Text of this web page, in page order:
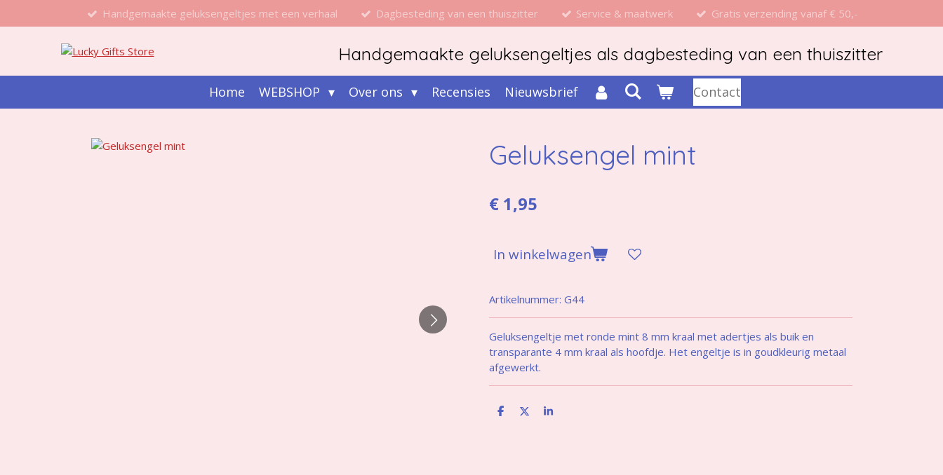
direct
hoofdinhoud
Handgemaakte geluksengeltjes met een verhaal Dagbesteding van een thuiszitter Service & maatwerk Gratis verzending vanaf € 50,-
Handgemaakte geluksengeltjes als dagbesteding van een thuiszitter
Home WEBSHOP Over ons Recensies Nieuwsbrief Contact
Geluksengel mint
€ 1,95
In winkelwagen
Artikelnummer: G44
Geluksengeltje met ronde mint 8 mm kraal met adertjes als buik en
transparante 4 mm kraal als hoofdje. Het engeltje is in goudkleurig metaal
afgewerkt.
D
D
S